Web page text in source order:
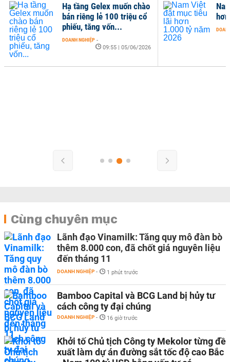
Hạ tầng Gelex muốn chào
bán riêng lẻ 100 triệu cổ
phiếu, tăng vốn...
DOANH NGHIỆP -
09:55 | 05/06/2026
Cùng chuyên mục
Lãnh đạo Vinamilk: Tăng quy mô đàn bò
thêm 8.000 con, đã chốt giá nguyên liệu
đến tháng 11
DOANH NGHIỆP - 1 phút trước
Bamboo Capital và BCG Land bị hủy tư
cách công ty đại chúng
DOANH NGHIỆP - 16 giờ trước
Khởi tố Chủ tịch Công ty Mekolor từng đề
xuất làm dự án đường sắt tốc độ cao Bắc